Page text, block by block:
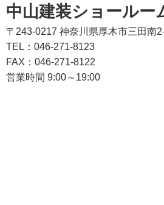
中山建装ショールー
〒243-0217 神奈川県厚木市三田南
TEL：046-271-8123
FAX：046-271-8122
営業時間 9:00～19:00